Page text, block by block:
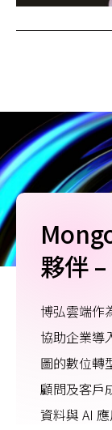
夥伴
博弘雲端作
協助企業導
圖的數位轉
顧問及客戶
資料與 AI